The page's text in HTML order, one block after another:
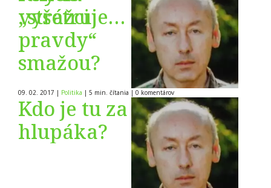
vyšetruje
policajta,
ktorý
ľuďom
povedal
pravdu
„strážci
pravdy“
smažou?
09. 02. 2017 | Politika | 5 min. čítania | 0 komentárov
Kdo je tu za
hlupáka?